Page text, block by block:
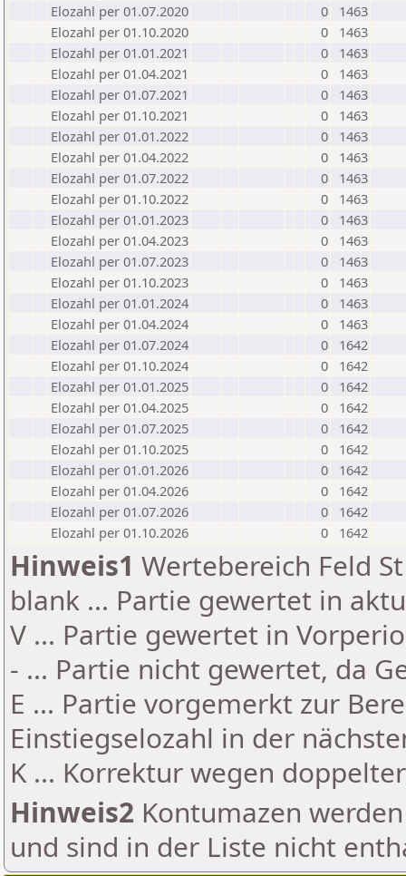
Elozahl per 01.07.2020
0
1463
Elozahl per 01.10.2020
0
1463
Elozahl per 01.01.2021
0
1463
Elozahl per 01.04.2021
0
1463
Elozahl per 01.07.2021
0
1463
Elozahl per 01.10.2021
0
1463
Elozahl per 01.01.2022
0
1463
Elozahl per 01.04.2022
0
1463
Elozahl per 01.07.2022
0
1463
Elozahl per 01.10.2022
0
1463
Elozahl per 01.01.2023
0
1463
Elozahl per 01.04.2023
0
1463
Elozahl per 01.07.2023
0
1463
Elozahl per 01.10.2023
0
1463
Elozahl per 01.01.2024
0
1463
Elozahl per 01.04.2024
0
1463
Elozahl per 01.07.2024
0
1642
Elozahl per 01.10.2024
0
1642
Elozahl per 01.01.2025
0
1642
Elozahl per 01.04.2025
0
1642
Elozahl per 01.07.2025
0
1642
Elozahl per 01.10.2025
0
1642
Elozahl per 01.01.2026
0
1642
Elozahl per 01.04.2026
0
1642
Elozahl per 01.07.2026
0
1642
Elozahl per 01.10.2026
0 1642
Hinweis1 Wertebereich Feld
blank ... Partie gewertet in
V ... Partie gewertet in
- ... Partie nicht gewertet, da
E ... Partie vorgemerkt zur
Einstiegselozahl in der
K ... Korrektur wegen
Hinweis2 Kontumazen
und sind in der Liste nicht